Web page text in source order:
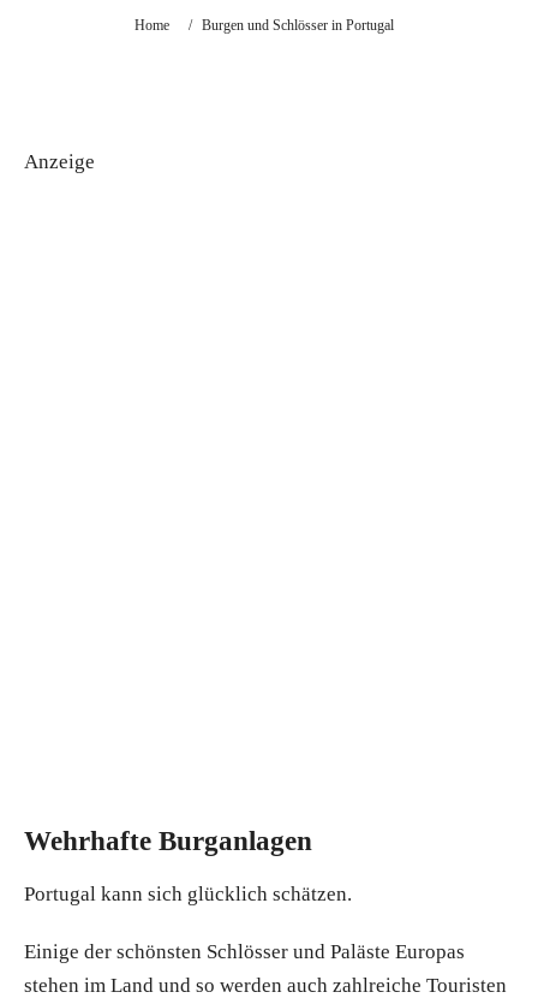
Home / Burgen und Schlösser in Portugal
Anzeige
Wehrhafte Burganlagen
Portugal kann sich glücklich schätzen.
Einige der schönsten Schlösser und Paläste Europas
stehen im Land und so werden auch zahlreiche Touristen